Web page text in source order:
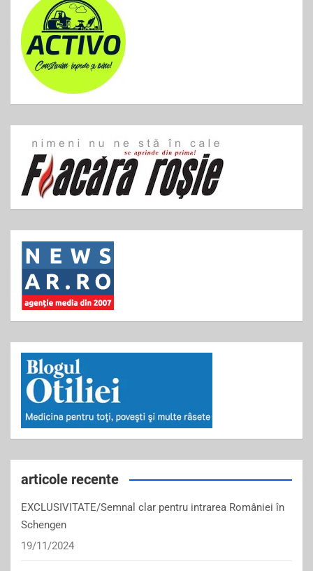
articole recente
EXCLUSIVITATE/Semnal clar pentru intrarea României în
Schengen
19/11/2024